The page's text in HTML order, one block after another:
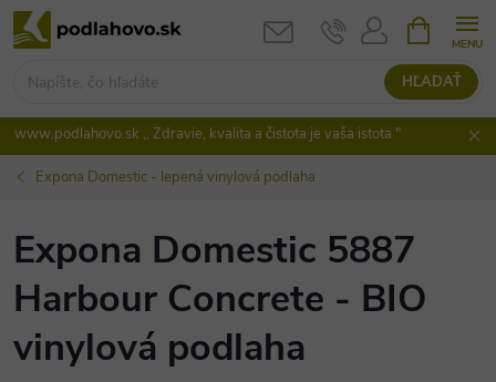
Prejsť
na
HĽADAŤ
KOŠÍK
www.podlahovo.sk ,, Zdravie, kvalita a čistota je vaša istota "
Expona Domestic - lepená vinylová podlaha
Expona Domestic 5887
Harbour Concrete - BIO
vinylová podlaha